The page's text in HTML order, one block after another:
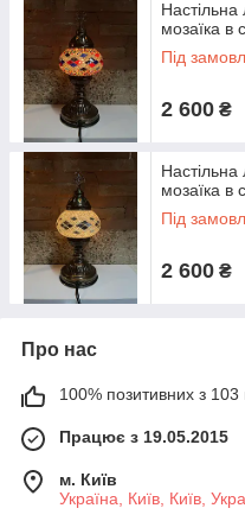
Настільна
мозаїка в
Під
2 600 ₴
Настільна
мозаїка в
Під
2 600 ₴
Про нас
100% позитивних з 103
Працює з 19.05.2015
м. Київ
Україна, Київ, Київ,